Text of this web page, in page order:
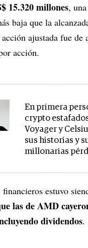
15.320 millones,
baja que la
ajustada fue de
acción.
En primera
crypto
Voyager y
sus historias y
millonarias
estuvo
las de AMD
dividendos.